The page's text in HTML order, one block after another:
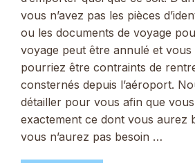
vous n’avez pas les pièces
ou les documents de voyage
voyage peut être annulé et
pourriez être contraints de
consternés depuis l’aéroport.
détailler pour vous afin que
exactement ce dont vous aurez
vous n’aurez pas besoin …